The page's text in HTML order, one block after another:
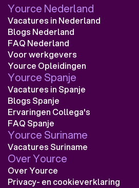
Yource Nederland
Vacatures in Nederland
Blogs Nederland
FAQ Nederland
Voor werkgevers
Yource Opleidingen
Yource Spanje
Vacatures in Spanje
Blogs Spanje
Ervaringen Collega's
FAQ Spanje
Yource Suriname
Vacatures Suriname
Over Yource
Over Yource
Privacy- en cookieverklaring